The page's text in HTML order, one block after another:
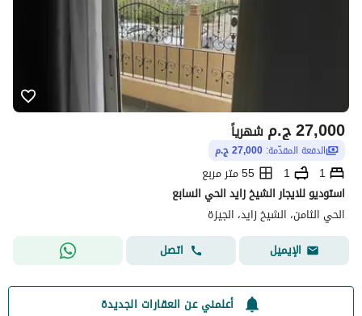
ج.م27,000 شهرياً
الدفعة المقدّمة: 27,000 ج.م
1
1
55 متر مربع
استوديو للايجار الشيخ زايد الحي السابع
الحي الثامن، الشيخ زايد، الجيزة
الإيميل
اتصل
أعلمني عن العقارات الجديدة